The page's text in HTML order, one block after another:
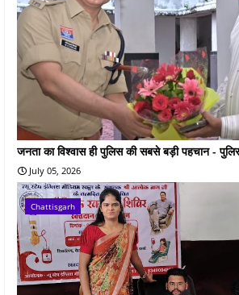
जनता का विश्वास ही पुलिस की सबसे बड़ी पहचान -
July 05, 2026
Chattisgarh